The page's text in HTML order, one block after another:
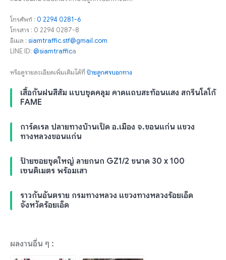
โทรศัพท์ : 0 2294 0281-6
โทรสาร : 0 2294 0287-8
อีเมล : siamtraffic.stf@gmail.com
LINE ID: @siamtraffica
หรือดูรายละเอียดเพิ่มเติมได้ที่ ป้ายลูกศรบอกทาง
เสื้อกันฝนสีส้ม แบบชุดคลุม คาดแถบสะท้อนแสง สกรีนโลโก้
FAME
การ์ดเรล ปลายทางบ้านเป็ด อ.เมือง จ.ขอนแก่น แขวง
ทางหลวงขอนแก่น
ป้ายซอยชุดใหญ่ ลายกนก GZ1/2 ขนาด 30 x 100
เซนติเมตร พร้อมเสา
ราวกันอันตราย กรมทางหลวง แขวงทางหลวงร้อยเอ็ด
จังหวัดร้อยเอ็ด
ผลงานอื่น ๆ :